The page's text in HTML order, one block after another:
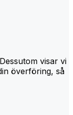
visar vi
överföring, så